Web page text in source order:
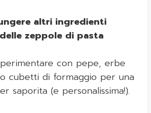
altri ingredienti
zeppole di pasta
con pepe, erbe
cubetti di formaggio per una
saporita (e personalissima!).